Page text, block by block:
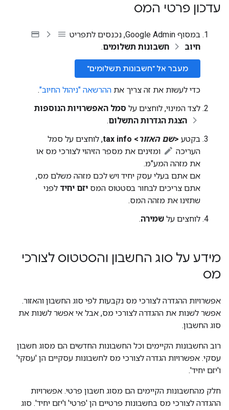
עדכון פרטי המס
במסוף Google Admin, נכנסים לתפריט
חיוב
חשבונות תשלומים.
מעבר אל "חשבונות תשלומים"
כדי לעשות את זה צריך את ההרשאה "ניהול החיוב".
לצד המינוי, לוחצים על סמל האפשרויות הנוספות
הצגת הגדרות התשלום.
בקטע <שם האזור> tax info
, לוחצים על סמל
העריכה
ומזינים את מספר הזיהוי לצורכי מס או
את מזהה המע"מ.
אם אתם בעלי עסק יחיד ויש לכם מזהה משלם מס,
אתם צריכים לבחור בסטטוס המס יזם יחיד לפני
שתזינו את מזהה המס.
לוחצים על שמירה.
מידע על סוג החשבון והסטטוס לצורכי
מס
אפשרויות ההגדרה לצורכי מס נקבעות לפי סוג החשבון והאזור.
אפשר לשנות את ההגדרה לצורכי מס, אבל אי אפשר לשנות את
סוג החשבון.
רוב החשבונות הקיימים וכל החשבונות החדשים הם מסוג חשבון
עסקי. אפשרויות הגדרה לצורכי מס לחשבונות עסקיים הן 'עסקי'
ו'יזם יחיד'.
חלק מהחשבונות הקיימים הם מסוג חשבון פרטי. אפשרויות
ההגדרה לצורכי מס בחשבונות פרטיים הן 'פרטי' ו'יזם יחיד'. סוג